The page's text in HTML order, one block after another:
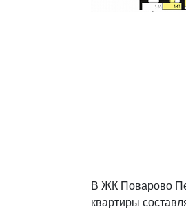
В ЖК Поварово
квартиры